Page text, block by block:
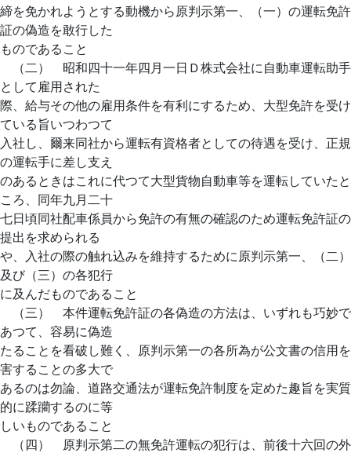
締を免かれようとする動機から原判示第一、（一）の運転免許
証の偽造を敢行した
ものであること
（二） 昭和四十一年四月一日Ｄ株式会社に自動車運転助手
として雇用された
際、給与その他の雇用条件を有利にするため、大型免許を受け
ている旨いつわつて
入社し、爾来同社から運転有資格者としての待遇を受け、正規
の運転手に差し支え
のあるときはこれに代つて大型貨物自動車等を運転していたと
ころ、同年九月二十
七日頃同社配車係員から免許の有無の確認のため運転免許証の
提出を求められる
や、入社の際の触れ込みを維持するために原判示第一、（二）
及び（三）の各犯行
に及んだものであること
（三） 本件運転免許証の各偽造の方法は、いずれも巧妙で
あつて、容易に偽造
たることを看破し難く、原判示第一の各所為が公文書の信用を
害することの多大で
あるのは勿論、道路交通法が運転免許制度を定めた趣旨を実質
的に蹂躪するのに等
しいものであること
（四） 原判示第二の無免許運転の犯行は、前後十六回の外